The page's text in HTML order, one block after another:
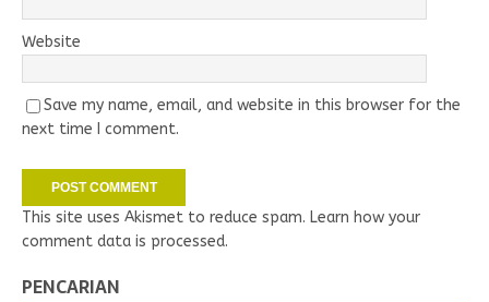
Website
Save my name, email, and website in this browser for the
next time I comment.
This site uses Akismet to reduce spam. Learn how your
comment data is processed.
PENCARIAN